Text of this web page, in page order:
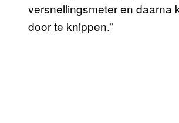
versnellingsmeter en daarna
door te knippen.”